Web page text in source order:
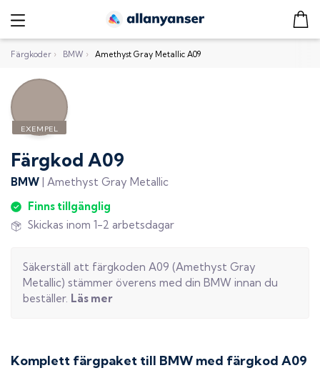
Färgkoder › BMW › Amethyst Gray Metallic A09
Färgkod A09
BMW | Amethyst Gray Metallic
Finns tillgänglig
Skickas inom 1-2 arbetsdagar
Säkerställ att färgkoden A09 (Amethyst Gray
Metallic) stämmer överens med din BMW innan du
beställer. Läs mer
Komplett färgpaket till BMW med färgkod A09